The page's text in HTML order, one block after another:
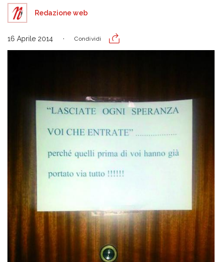
Redazione web
16 Aprile 2014 Condividi